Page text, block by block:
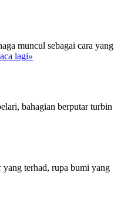
muncul sebagai cara yang
lagi»
bahagian berputar turbin
terhad, rupa bumi yang